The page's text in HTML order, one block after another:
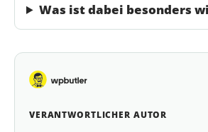
Was ist dabei besonders
VERANTWORTLICHER AUTOR